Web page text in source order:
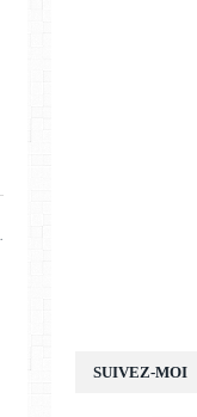
SUIVEZ-MOI